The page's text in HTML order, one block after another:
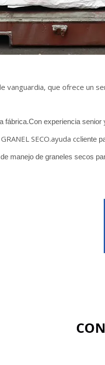
vanguardia, que ofrece un
fábrica.Con experiencia
SECO.ayuda ccliente
manejo de graneles secos